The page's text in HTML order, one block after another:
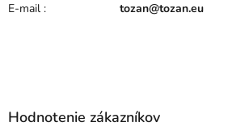
E-mail : tozan@tozan.eu
Hodnotenie zákazníkov